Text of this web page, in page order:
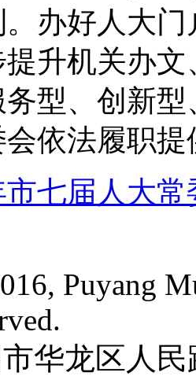
办好人大
升机关办
型、创新
依法履职
市七届人大
Puyang
市华龙区人